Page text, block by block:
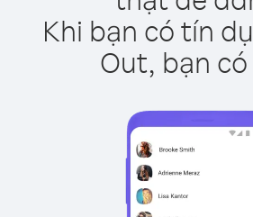
Khi bạn có tín
Out, bạn